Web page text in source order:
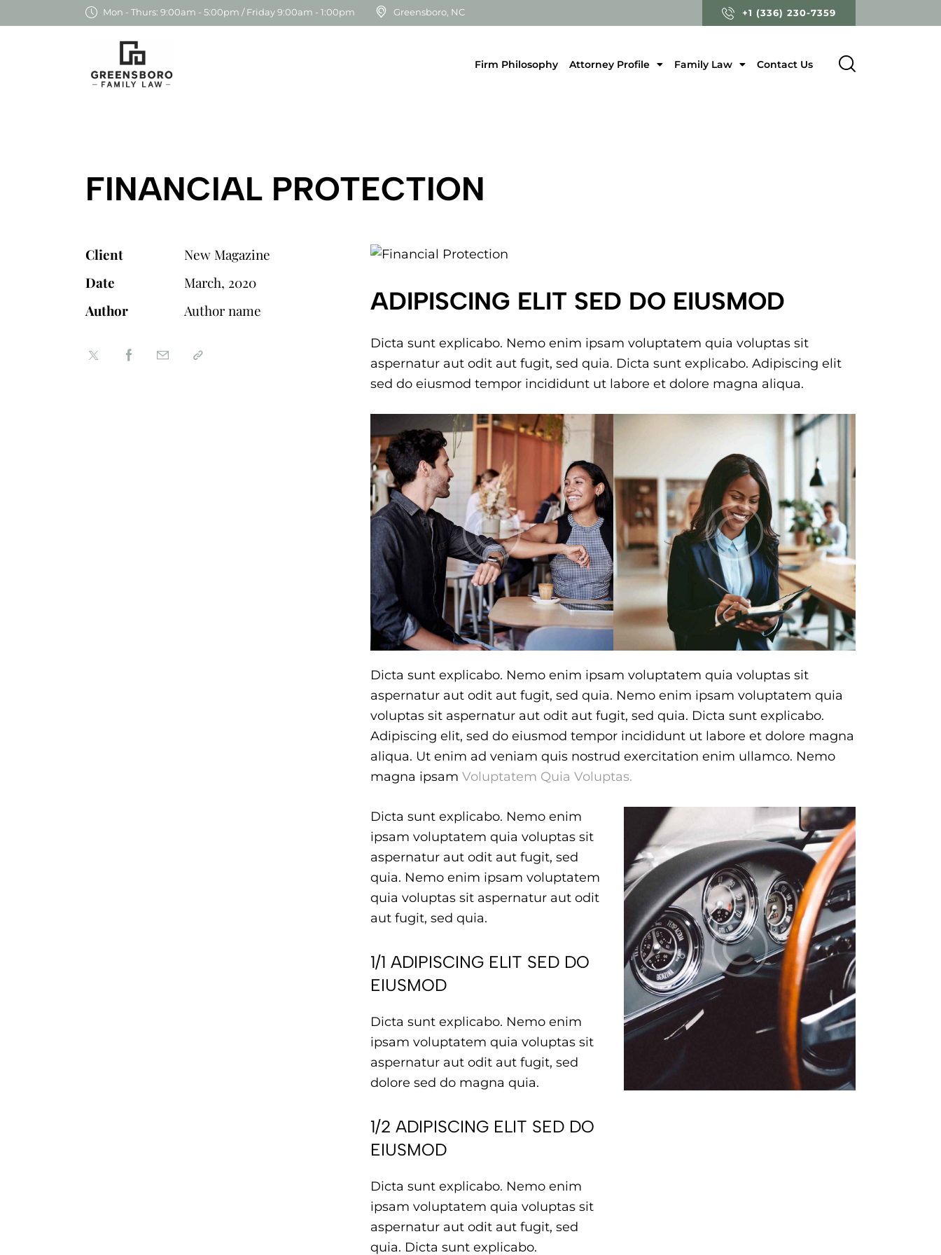
Mon - Thurs: 9:00am - 5:00pm / Friday 9:00am - 1:00pm Greensboro, NC +1 (336) 230-7359
Firm Philosophy Attorney Profile Family Law Contact Us
FINANCIAL PROTECTION
Client
New Magazine
Date
March, 2020
Author
Author name ADIPISCING ELIT SED DO EIUSMOD
Dicta sunt explicabo. Nemo enim ipsam voluptatem quia voluptas sit
aspernatur aut odit aut fugit, sed quia. Dicta sunt explicabo. Adipiscing elit
sed do eiusmod tempor incididunt ut labore et dolore magna aliqua.
Dicta sunt explicabo. Nemo enim ipsam voluptatem quia voluptas sit
aspernatur aut odit aut fugit, sed quia. Nemo enim ipsam voluptatem quia
voluptas sit aspernatur aut odit aut fugit, sed quia. Dicta sunt explicabo.
Adipiscing elit, sed do eiusmod tempor incididunt ut labore et dolore magna
aliqua. Ut enim ad veniam quis nostrud exercitation enim ullamco. Nemo
magna ipsam Voluptatem Quia Voluptas.
Dicta sunt explicabo. Nemo enim
ipsam voluptatem quia voluptas sit
aspernatur aut odit aut fugit, sed
quia. Nemo enim ipsam voluptatem
quia voluptas sit aspernatur aut odit
aut fugit, sed quia.
1/1 ADIPISCING ELIT SED DO
EIUSMOD
Dicta sunt explicabo. Nemo enim
ipsam voluptatem quia voluptas sit
aspernatur aut odit aut fugit, sed
dolore sed do magna quia.
1/2 ADIPISCING ELIT SED DO
EIUSMOD
Dicta sunt explicabo. Nemo enim
ipsam voluptatem quia voluptas sit
aspernatur aut odit aut fugit, sed
quia. Dicta sunt explicabo.